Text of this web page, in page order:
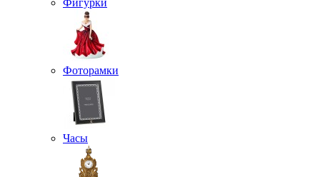
Фоторамки
Часы